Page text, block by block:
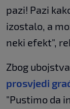
pazi! Pazi
izostalo, a
neki efekt",
Zbog
prosvjedi
"Pustimo da